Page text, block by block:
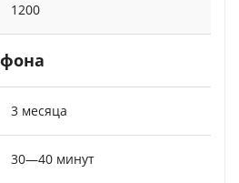
1200
3 месяца
30—40 минут